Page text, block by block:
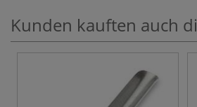
Kunden kauften auch